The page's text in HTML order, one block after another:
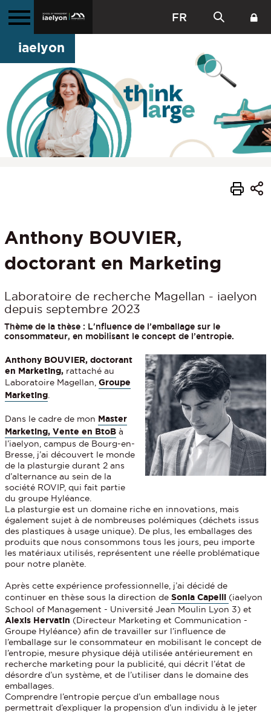
FR
iaelyon
Anthony BOUVIER,
doctorant en Marketing
Laboratoire de recherche Magellan - iaelyon
depuis septembre 2023
Thème de la thèse : L'nfluence de l’emballage sur le
consommateur, en mobilisant le concept de l’entropie.
Anthony BOUVIER, doctorant
en Marketing, rattaché au
Laboratoire Magellan,Groupe
Marketing
Dans le cadre de mon Master
Marketing, Vente en BtoB à
l’iaelyon, campus de Bourg-en-
Bresse, j’ai découvert le monde
de la plasturgie durant 2 ans
d’alternance au sein de la
société ROVIP, qui fait partie
du groupe Hyléance.
La plasturgie est un domaine riche en innovations, mais
également sujet à de nombreuses polémiques (déchets issus
des plastiques à usage unique). De plus, les emballages des
produits que nous consommons tous les jours, peu importe
les matériaux utilisés, représentent une réelle problématique
pour notre planète.
Après cette expérience professionnelle, j’ai décidé de
continuer en thèse sous la direction deSonia Capelli (iaelyon
School of Management - Université Jean Moulin Lyon 3) et
Alexis Hervatin (Directeur Marketing et Communication -
Groupe Hyléance) afin de travailler sur l’influence de
l’emballage sur le consommateur en mobilisant le concept de
l’entropie, mesure physique déjà utilisée antérieurement en
recherche marketing pour la publicité, qui décrit l’état de
désordre d’un système, et de l’utiliser dans le domaine des
emballages.
Comprendre l’entropie perçue d’un emballage nous
permettrait d’expliquer la propension d’un individu à le jeter